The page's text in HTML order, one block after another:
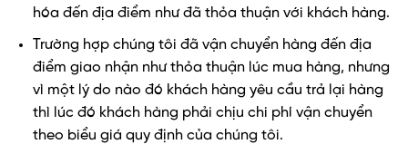
hóa đến địa điểm như đã thỏa thuận với khách hàng.
Trường hợp chúng tôi đã vận chuyển hàng đến địa
điểm giao nhận như thỏa thuận lúc mua hàng, nhưng
vì một lý do nào đó khách hàng yêu cầu trả lại hàng
thì lúc đó khách hàng phải chịu chi phí vận chuyển
theo biểu giá quy định của chúng tôi.